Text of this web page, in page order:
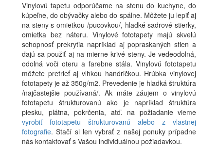
Vinylovú tapetu odporúčame na stenu do kuchyne, do
kúpeľne, do obývačky alebo do spálne. Môžete ju lepiť aj
na steny s omietkou /pucovkou/, hladké sadrové stierky,
omietka bez náteru. Vinylové fototapety majú skvelú
schopnosť prekrytia napríklad aj popraskaných stien a
dajú sa použiť aj na mierne krivé steny. Je vedeodolná,
odolná voči oteru a farebne stála. Vinylovú fototapetu
môžete pretrieť aj vlhkou handričkou. Hrúbka vinylovej
fototapety je až 350g/m2. Prevedenie je hladká štruktúra
/najčastejšie používaná/. Ak máte záujem o vinylovú
fototapetu štrukturovanú ako je napríklad štruktúra
piesku, plátna, pokrčenia, atď. na požiadanie vieme
vyrobiť fototapetu štrukturovanú alebo z vlastnej
fotografie. Stačí si len vybrať z našej ponuky prípadne
nás kontaktovať s Vašou individuálnou požiadavkou.